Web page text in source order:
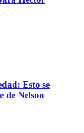
Esto se
de Nelson